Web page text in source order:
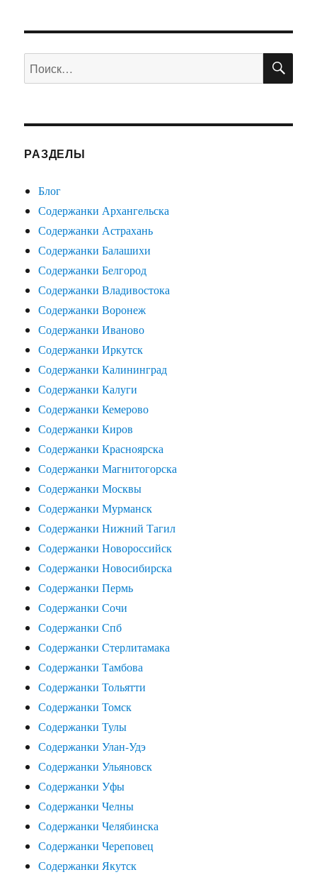
Искать:
РАЗДЕЛЫ
Блог
Содержанки Архангельска
Содержанки Астрахань
Содержанки Балашихи
Содержанки Белгород
Содержанки Владивостока
Содержанки Воронеж
Содержанки Иваново
Содержанки Иркутск
Содержанки Калининград
Содержанки Калуги
Содержанки Кемерово
Содержанки Киров
Содержанки Красноярска
Содержанки Магнитогорска
Содержанки Москвы
Содержанки Мурманск
Содержанки Нижний Тагил
Содержанки Новороссийск
Содержанки Новосибирска
Содержанки Пермь
Содержанки Сочи
Содержанки Спб
Содержанки Стерлитамака
Содержанки Тамбова
Содержанки Тольятти
Содержанки Томск
Содержанки Тулы
Содержанки Улан-Удэ
Содержанки Ульяновск
Содержанки Уфы
Содержанки Челны
Содержанки Челябинска
Содержанки Череповец
Содержанки Якутск